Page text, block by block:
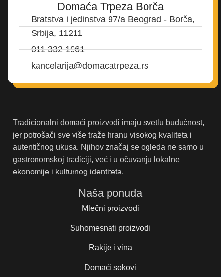
Domaća Trpeza Borča
Bratstva i jedinstva 97/a Beograd - Borča,
Srbija, 11211
011 332 1961
kancelarija@domacatrpeza.rs
Tradicionalni domaći proizvodi imaju svetlu budućnost,
jer potrošači sve više traže hranu visokog kvaliteta i
autentičnog ukusa. Njihov značaj se ogleda ne samo u
gastronomskoj tradiciji, već i u očuvanju lokalne
ekonomije i kulturnog identiteta.
Naša ponuda
Mlečni proizvodi
Suhomesnati proizvodi
Rakije i vina
Domaći sokovi